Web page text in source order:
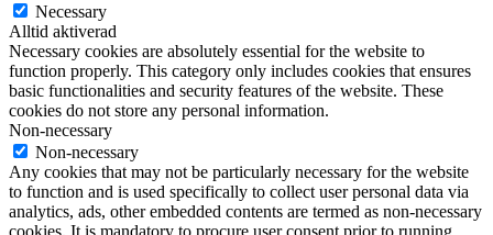
Necessary
Alltid aktiverad
Necessary cookies are absolutely essential for the website to
function properly. This category only includes cookies that ensures
basic functionalities and security features of the website. These
cookies do not store any personal information.
Non-necessary
Non-necessary
Any cookies that may not be particularly necessary for the website
to function and is used specifically to collect user personal data via
analytics, ads, other embedded contents are termed as non-necessary
cookies. It is mandatory to procure user consent prior to running